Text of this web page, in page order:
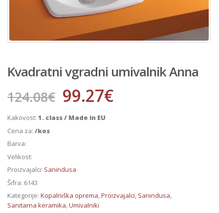
Kvadratni vgradni umivalnik Anna
124.08€ 99.27€
Kakovost: 1. class / Made in EU
Cena za: /kos
Barva:
Velikost:
Proizvajalci: Sanindusa
Šifra: 6143
Kategorije: Kopalniška oprema,Proizvajalci, Sanindusa,
Sanitarna keramika,Umivalniki